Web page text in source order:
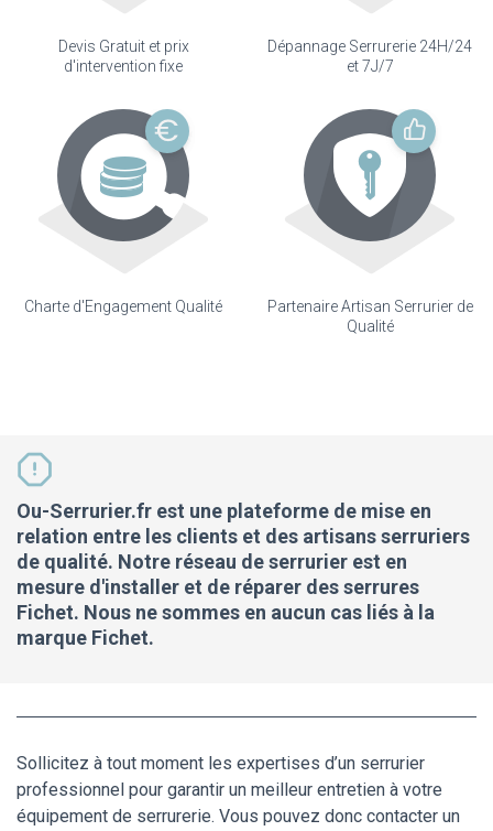
Devis Gratuit et prix
d'intervention fixe
Dépannage Serrurerie 24H/24
et 7J/7
Charte d'Engagement Qualité
Partenaire Artisan Serrurier de
Qualité
Ou-Serrurier.fr est une plateforme de mise en
relation entre les clients et des artisans serruriers
de qualité. Notre réseau de serrurier est en
mesure d'installer et de réparer des serrures
Fichet. Nous ne sommes en aucun cas liés à la
marque Fichet.
Sollicitez à tout moment les expertises d’un serrurier
professionnel pour garantir un meilleur entretien à votre
équipement de serrurerie. Vous pouvez donc contacter un